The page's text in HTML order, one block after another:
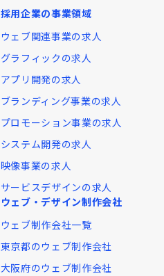
採用企業の事業領域
ウェブ関連事業の求人
グラフィックの求人
アプリ開発の求人
ブランディング事業の求人
プロモーション事業の求人
システム開発の求人
映像事業の求人
サービスデザインの求人
ウェブ・デザイン制作会社
ウェブ制作会社一覧
東京都のウェブ制作会社
大阪府のウェブ制作会社